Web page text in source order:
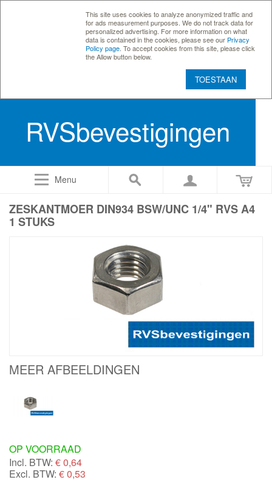
This site uses cookies to analyze anonymized traffic and
for ads measurement purposes. We do not track data for
personalized advertising. For more information on what
data is contained in the cookies, please see our Privacy
Policy page . To accept cookies from this site, please click
the Allow button below.
TOESTAAN
RVSbevestigingen
Menu
ZESKANTMOER DIN934 BSW/UNC 1/4" RVS A4
1 STUKS
MEER AFBEELDINGEN
OP VOORRAAD
Incl. BTW: €0,64
Excl. BTW: € 0,53